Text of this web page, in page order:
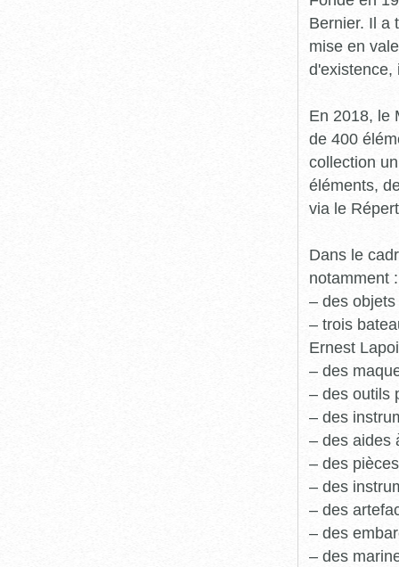
Bernier. Il a
mise en
d'existence,
En 2018, le
de 400
collection
éléments,
via le
Dans le
notamment :
– des
– trois
Ernest
– des
– des outils
– des
– des aides
– des
– des
– des
– des
– des